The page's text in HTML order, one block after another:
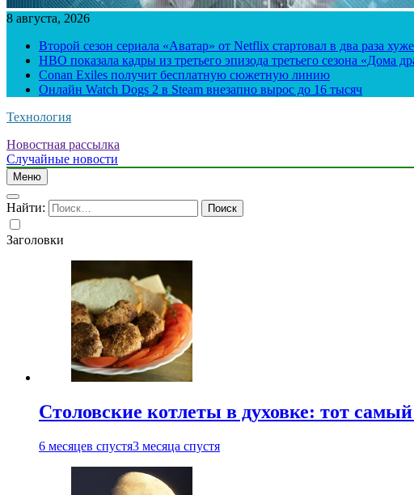
8 августа, 2026
Второй сезон сериала «Аватар» от Netflix стартовал в два раза
HBO показала кадры из третьего эпизода третьего сезона «Дома
Conan Exiles получит бесплатную сюжетную линию
Онлайн Watch Dogs 2 в Steam внезапно вырос до 16 тысяч
Технология
Новостная рассылка
Случайные новости
Меню
Найти:
Заголовки
Столовские котлеты в духовке: тот
6 месяцев спустя3 месяца спустя